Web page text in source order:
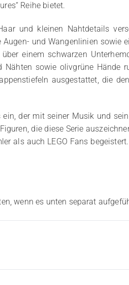
Reihe bietet.
und kleinen Nahtdetails
und Wangenlinien sowie
einem schwarzen
Nähten sowie olivgrüne Hände
ausgestattet, die
der mit seiner Musik und
die diese Serie
als auch LEGO Fans
wenn es unten separat